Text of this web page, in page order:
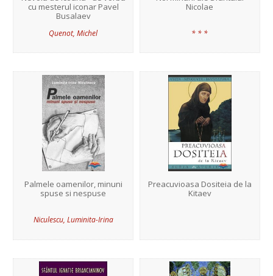
cu mesterul iconar Pavel
Busalaev
Quenot, Michel
Nicolae
* * *
Palmele oamenilor, minuni
spuse si nespuse
Niculescu, Luminita-Irina
Preacuvioasa Dositeia de la
Kitaev